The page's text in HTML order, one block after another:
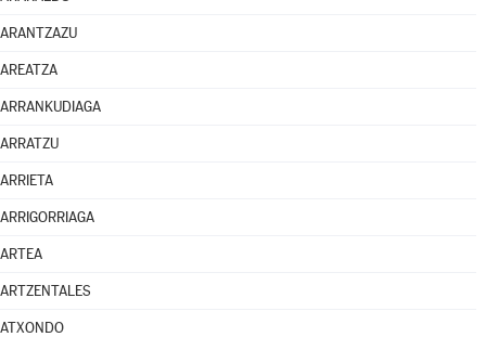
ARANTZAZU
AREATZA
ARRANKUDIAGA
ARRATZU
ARRIETA
ARRIGORRIAGA
ARTEA
ARTZENTALES
ATXONDO